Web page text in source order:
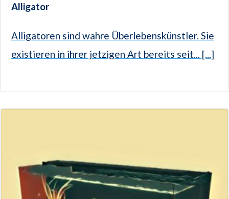
Alligator
Alligatoren sind wahre Überlebenskünstler. Sie
existieren in ihrer jetzigen Art bereits seit... [...]